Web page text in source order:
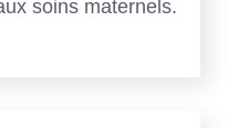
soins maternels.